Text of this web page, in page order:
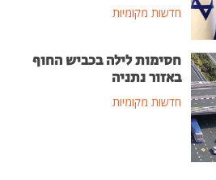
חדשות מקומיות
חסימות לילה בכביש החוף
באזור נתניה
חדשות מקומיות